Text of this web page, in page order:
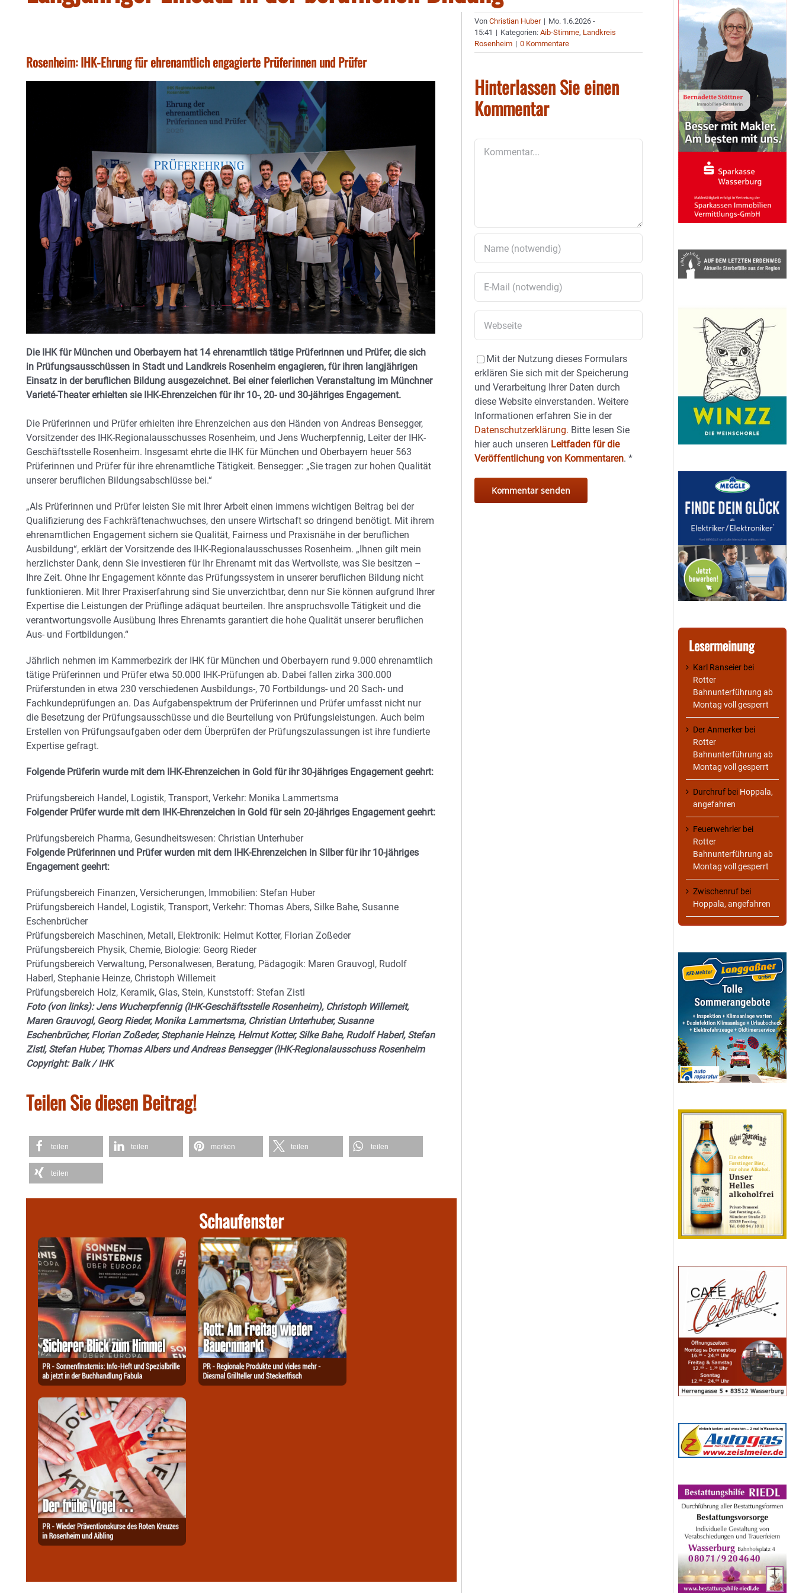
Rosenheim: IHK-Ehrung für ehrenamtlich engagierte Prüferinnen und Prüfer
Die IHK für München und Oberbayern hat 14 ehrenamtlich tätige Prüferinnen und Prüfer, die sich
in Prüfungsausschüssen in Stadt und Landkreis Rosenheim engagieren, für ihren langjährigen
Einsatz in der beruflichen Bildung ausgezeichnet. Bei einer feierlichen Veranstaltung im Münchner
Varieté-Theater erhielten sie IHK-Ehrenzeichen für ihr 10-, 20- und 30-jähriges Engagement.
Die Prüferinnen und Prüfer erhielten ihre Ehrenzeichen aus den Händen von Andreas Bensegger,
Vorsitzender des IHK-Regionalausschusses Rosenheim, und Jens Wucherpfennig, Leiter der IHK-
Geschäftsstelle Rosenheim. Insgesamt ehrte die IHK für München und Oberbayern heuer 563
Prüferinnen und Prüfer für ihre ehrenamtliche Tätigkeit. Bensegger: „Sie tragen zur hohen Qualität
unserer beruflichen Bildungsabschlüsse bei.“
„Als Prüferinnen und Prüfer leisten Sie mit Ihrer Arbeit einen immens wichtigen Beitrag bei der
Qualifizierung des Fachkräftenachwuchses, den unsere Wirtschaft so dringend benötigt. Mit ihrem
ehrenamtlichen Engagement sichern sie Qualität, Fairness und Praxisnähe in der beruflichen
Ausbildung“, erklärt der Vorsitzende des IHK-Regionalausschusses Rosenheim. „Ihnen gilt mein
herzlichster Dank, denn Sie investieren für Ihr Ehrenamt mit das Wertvollste, was Sie besitzen –
Ihre Zeit. Ohne Ihr Engagement könnte das Prüfungssystem in unserer beruflichen Bildung nicht
funktionieren. Mit Ihrer Praxiserfahrung sind Sie unverzichtbar, denn nur Sie können aufgrund Ihrer
Expertise die Leistungen der Prüflinge adäquat beurteilen. Ihre anspruchsvolle Tätigkeit und die
verantwortungsvolle Ausübung Ihres Ehrenamts garantiert die hohe Qualität unserer beruflichen
Aus- und Fortbildungen.“
Jährlich nehmen im Kammerbezirk der IHK für München und Oberbayern rund 9.000 ehrenamtlich
tätige Prüferinnen und Prüfer etwa 50.000 IHK-Prüfungen ab. Dabei fallen zirka 300.000
Prüferstunden in etwa 230 verschiedenen Ausbildungs-, 70 Fortbildungs- und 20 Sach- und
Fachkundeprüfungen an. Das Aufgabenspektrum der Prüferinnen und Prüfer umfasst nicht nur
die Besetzung der Prüfungsausschüsse und die Beurteilung von Prüfungsleistungen. Auch beim
Erstellen von Prüfungsaufgaben oder dem Überprüfen der Prüfungszulassungen ist ihre fundierte
Expertise gefragt.
Folgende Prüferin wurde mit dem IHK-Ehrenzeichen in Gold für ihr 30-jähriges Engagement geehrt:
Prüfungsbereich Handel, Logistik, Transport, Verkehr: Monika Lammertsma
Folgender Prüfer wurde mit dem IHK-Ehrenzeichen in Gold für sein 20-jähriges Engagement geehrt:
Prüfungsbereich Pharma, Gesundheitswesen: Christian Unterhuber
Folgende Prüferinnen und Prüfer wurden mit dem IHK-Ehrenzeichen in Silber für ihr 10-jähriges
Engagement geehrt:
Prüfungsbereich Finanzen, Versicherungen, Immobilien: Stefan Huber
Prüfungsbereich Handel, Logistik, Transport, Verkehr: Thomas Abers, Silke Bahe, Susanne
Eschenbrücher
Prüfungsbereich Maschinen, Metall, Elektronik: Helmut Kotter, Florian Zoßeder
Prüfungsbereich Physik, Chemie, Biologie: Georg Rieder
Prüfungsbereich Verwaltung, Personalwesen, Beratung, Pädagogik: Maren Grauvogl, Rudolf
Haberl, Stephanie Heinze, Christoph Willemeit
Prüfungsbereich Holz, Keramik, Glas, Stein, Kunststoff: Stefan Zistl
Foto (von links): Jens Wucherpfennig (IHK-Geschäftsstelle Rosenheim), Christoph Willemeit,
Maren Grauvogl, Georg Rieder, Monika Lammertsma, Christian Unterhuber, Susanne
Eschenbrücher, Florian Zoßeder, Stephanie Heinze, Helmut Kotter, Silke Bahe, Rudolf Haberl, Stefan
Zistl, Stefan Huber, Thomas Albers und Andreas Bensegger (IHK-Regionalausschuss Rosenheim
Copyright: Balk / IHK
Teilen Sie diesen Beitrag!
teilen teilen merken teilen teilen
teilen
Schaufenster
VonChristian Huber | Mo. 1.6.2026 -
15:41 | Kategorien:Aib-Stimme, Landkreis
Rosenheim | 0 Kommentare
Hinterlassen Sie einen
Kommentar
Mit der Nutzung dieses Formulars
erklären Sie sich mit der Speicherung
und Verarbeitung Ihrer Daten durch
diese Website einverstanden. Weitere
Informationen erfahren Sie in der
Datenschutzerklärung. Bitte lesen Sie
hier auch unseren Leitfaden für die
Veröffentlichung von Kommentaren.*
Lesermeinung
Karl Ranseier bei
Rotter
Bahnunterführung ab
Montag voll gesperrt
Der Anmerker bei
Rotter
Bahnunterführung ab
Montag voll gesperrt
Durchruf bei Hoppala,
angefahren
Feuerwehrler bei
Rotter
Bahnunterführung ab
Montag voll gesperrt
Zwischenruf bei
Hoppala, angefahren